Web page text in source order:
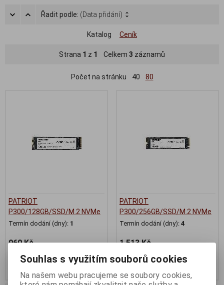
Řadit podle: (Data přidání)
Katalog Ceník
Strana 1 z 1 Celkem 3 záznamů
Počet na stránku 40 80
PATRIOT
P300/128GB/SSD/M.2 NVMe
Termín dodání (dny): 1
960 Kč
Koupit
PATRIOT
P300/256GB/SSD/M.2 NVMe
Termín dodání (dny): 4
1 513 Kč
Souhlas s využitím souborů cookies
Na našem webu pracujeme se soubory cookies,